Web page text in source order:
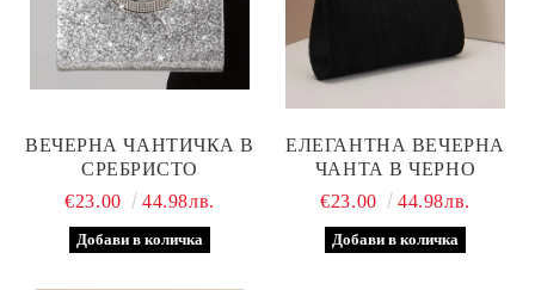
ВЕЧЕРНА ЧАНТИЧКА В
СРЕБРИСТО
€23.00
44.98лв.
ЕЛЕГАНТНА ВЕЧЕРНА
ЧАНТА В ЧЕРНО
€23.00
44.98лв.